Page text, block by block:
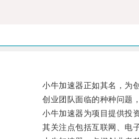
小牛加速器正如其名，为创
创业团队面临的种种问题，
小牛加速器为项目提供投资
其关注点包括互联网、电子